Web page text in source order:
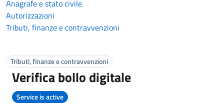
Anagrafe e stato civile
Autorizzazioni
Tributi, finanze e contravvenzioni
Tributi, finanze e contravvenzioni
Verifica bollo digitale
Service is active